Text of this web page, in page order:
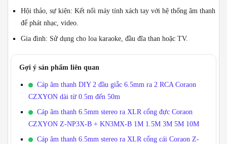
Hội thảo, sự kiện: Kết nối máy tính xách tay với hệ thống âm thanh
để phát nhạc, video.
Gia đình: Sử dụng cho loa karaoke, đầu đĩa than hoặc TV.
Gợi ý sản phẩm liên quan
Cáp âm thanh DIY 2 đầu giắc 6.5mm ra 2 RCA Coraon
CZXYON dài từ 0.5m đến 50m
Cáp âm thanh 6.5mm stereo ra XLR cổng đực Coraon
CZXYON Z-NP3X-B + KN3MX-B 1M 1.5M 3M 5M 10M
Cáp âm thanh 6.5mm stereo ra XLR cổng cái Coraon Z-